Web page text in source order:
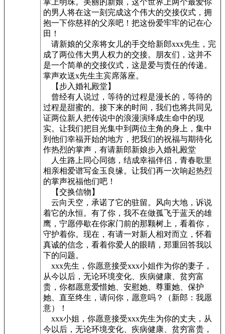
掌上明珠。美丽的新娘，这个世界上两个最爱你
的男人将在这一刻完成这个伟大的交接仪式，拥
抱一下你慈祥的父亲吧！把这份爱牢牢的记在心
田！
请新娘的父亲将女儿的手交给新郎xxx先生，完
成了两位伟大男人权力的交接。朋友们，这并不
是一个简单的交接仪式，这是爱与责任的传递。
掌声欢送x先生主宾席落座。
【步入婚礼殿堂】
曾经有人说过，等待的过程是漫长的，等待的
过程是甜蜜的。接下来的时间，我们也将共同见
证两位新人把传说中的浪漫演绎成生命中的现
实。让我们把目光集中到两位主角的身上，集中
到他们幸福开始的地方，把我们的祝福与期待化
作热烈的掌声，有请新郎新娘步入婚礼殿堂
人生路上同心同德，结成幸福伴侣，青春歌里
相亲相爱谱写金玉良缘。让我们再一次响起热烈
的掌声祝福他们吧！
【交换信物】
云向天空，承诺了它的驻留。风向大地，诉说
着它的永恒。有了你，我不在做孤飞于蓝天的雄
鹰，宁愿停歇在你家门前的那颗树上，看着你，
守护着你。现在，有请一对新人相对而立，怀着
真诚的信念，看着你爱人的眼睛，郑重回答我以
下的问题。
xxx先生，你愿意接受xxx小姐作为你的妻子，
从今以后，无论环境变化、疾病健康、贫穷富
贵，你都愿意爱惜她、安慰她、尊重她、保护
她、直至终生，请问你，愿意吗？（新郎：我愿
意）！
xxx小姐，你愿意接受xxx先生为你的丈夫，从
今以后，无论环境变化、疾病健康、贫穷富贵，